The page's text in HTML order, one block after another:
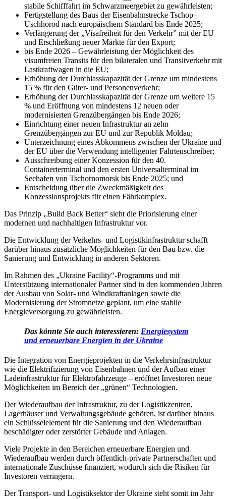
stabile Schifffahrt im Schwarzmeergebiet zu gewährleisten;
Fertigstellung des Baus der Eisenbahnstrecke Tschop–
Uschhorod nach europäischem Standard bis Ende 2025;
Verlängerung der „Visafreiheit für den Verkehr” mit der EU
und Erschließung neuer Märkte für den Export;
bis Ende 2026 – Gewährleistung der Möglichkeit des
visumfreien Transits für den bilateralen und Transitverkehr mit
Lastkraftwagen in die EU;
Erhöhung der Durchlasskapazität der Grenze um mindestens
15 % für den Güter- und Personenverkehr;
Erhöhung der Durchlasskapazität der Grenze um weitere 15
% und Eröffnung von mindestens 12 neuen oder
modernisierten Grenzübergängen bis Ende 2026;
Einrichtung einer neuen Infrastruktur an zehn
Grenzübergängen zur EU und zur Republik Moldau;
Unterzeichnung eines Abkommens zwischen der Ukraine und
der EU über die Verwendung intelligenter Fahrtenschreiber;
Ausschreibung einer Konzession für den 40.
Containerterminal und den ersten Universalterminal im
Seehafen von Tschornomorsk bis Ende 2025; und
Entscheidung über die Zweckmäßigkeit des
Konzessionsprojekts für einen Fährkomplex.
Das Prinzip „Build Back Better“ sieht die Priorisierung einer
modernen und nachhaltigen Infrastruktur vor.
Die Entwicklung der Verkehrs- und Logistikinfrastruktur schafft
darüber hinaus zusätzliche Möglichkeiten für den Bau bzw. die
Sanierung und Entwicklung in anderen Sektoren.
Im Rahmen des „Ukraine Facility“-Programms und mit
Unterstützung internationaler Partner sind in den kommenden Jahren
der Ausbau von Solar- und Windkraftanlagen sowie die
Modernisierung der Stromnetze geplant, um eine stabile
Energieversorgung zu gewährleisten.
Das könnte Sie auch interessieren: Energiesystem
und erneuerbare Energien in der Ukraine
Die Integration von Energieprojekten in die Verkehrsinfrastruktur –
wie die Elektrifizierung von Eisenbahnen und der Aufbau einer
Ladeinfrastruktur für Elektrofahrzeuge – eröffnet Investoren neue
Möglichkeiten im Bereich der „grünen“ Technologien.
Der Wiederaufbau der Infrastruktur, zu der Logistikzentren,
Lagerhäuser und Verwaltungsgebäude gehören, ist darüber hinaus
ein Schlüsselelement für die Sanierung und den Wiederaufbau
beschädigter oder zerstörter Gebäude und Anlagen.
Viele Projekte in den Bereichen erneuerbare Energien und
Wiederaufbau werden durch öffentlich-private Partnerschaften und
internationale Zuschüsse finanziert, wodurch sich die Risiken für
Investoren verringern.
Der Transport- und Logistiksektor der Ukraine steht somit im Jahr